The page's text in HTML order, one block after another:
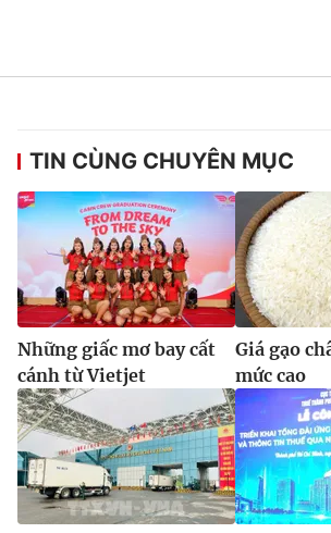
TIN CÙNG CHUYÊN MỤC
Những giấc mơ bay cất
cánh từ Vietjet
Giá gạo
mức cao